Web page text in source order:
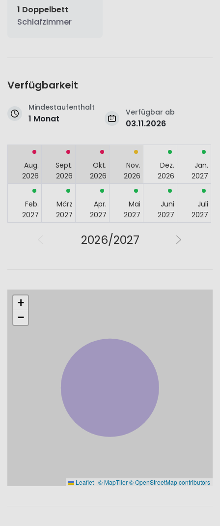
1 Doppelbett
Schlafzimmer
Verfügbarkeit
Mindestaufenthalt
1 Monat
Verfügbar ab
03.11.2026
Aug.
2026
Sept.
2026
Okt.
2026
Nov.
2026
Dez.
2026
Jan.
2027
Feb.
2027
März
2027
Apr.
2027
Mai
2027
Juni
2027
Juli
2027
2026/2027
+
−
Leaflet | © MapTiler© OpenStreetMap contributors